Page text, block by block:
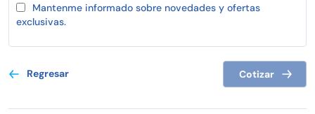
Mantenme informado sobre novedades y ofertas
exclusivas.
Regresar Cotizar